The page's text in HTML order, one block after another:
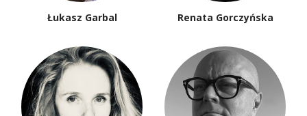
Łukasz Garbal Renata Gorczyńska